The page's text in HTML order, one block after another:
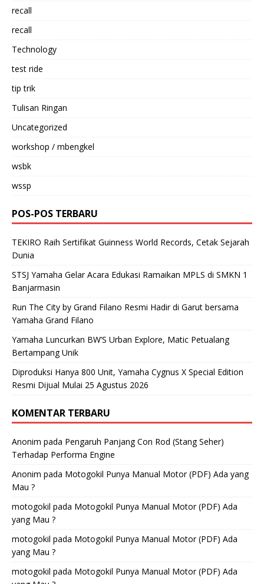
recall
recall
Technology
test ride
tip trik
Tulisan Ringan
Uncategorized
workshop / mbengkel
wsbk
wssp
POS-POS TERBARU
TEKIRO Raih Sertifikat Guinness World Records, Cetak Sejarah
Dunia
STSJ Yamaha Gelar Acara Edukasi Ramaikan MPLS di SMKN 1
Banjarmasin
Run The City by Grand Filano Resmi Hadir di Garut bersama
Yamaha Grand Filano
Yamaha Luncurkan BW’S Urban Explore, Matic Petualang
Bertampang Unik
Diproduksi Hanya 800 Unit, Yamaha Cygnus X Special Edition
Resmi Dijual Mulai 25 Agustus 2026
KOMENTAR TERBARU
Anonim pada Pengaruh Panjang Con Rod (Stang Seher)
Terhadap Performa Engine
Anonim pada Motogokil Punya Manual Motor (PDF) Ada yang
Mau ?
motogokil pada Motogokil Punya Manual Motor (PDF) Ada
yang Mau ?
motogokil pada Motogokil Punya Manual Motor (PDF) Ada
yang Mau ?
motogokil pada Motogokil Punya Manual Motor (PDF) Ada